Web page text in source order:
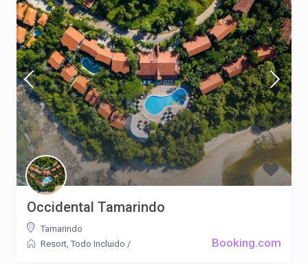
Booking.com
Occidental Tamarindo
Tamarindo
Resort, Todo Incluido /